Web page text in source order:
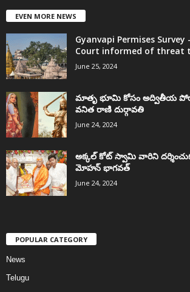
EVEN MORE NEWS
Gyanvapi Permises
Court informed of threat
June 25, 2024
మాతృ భూమి కోసం అద్వితీయ
వనిత రాణి దుర్గావతి
June 24, 2024
అక్కల్‌ కోట్‌ స్వామి వారిని
మోహన్ భాగవత్
June 24, 2024
POPULAR CATEGORY
News
Telugu